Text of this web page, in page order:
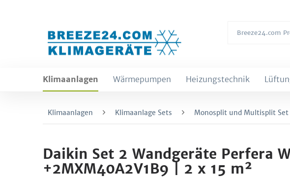
Klimaanlagen Wärmepumpen Heizungstechnik
Klimaanlagen Klimaanlage Sets Monosplit und Multisplit Set
Daikin Set 2 Wandgeräte Perfera
+2MXM40A2V1B9 | 2 x 15 m²